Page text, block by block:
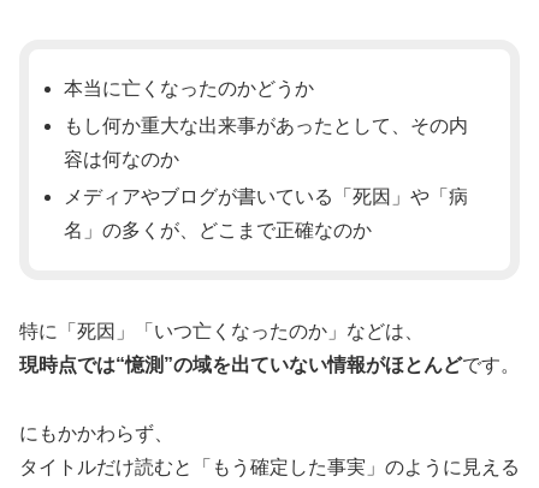
本当に亡くなったのかどうか
もし何か重大な出来事があったとして、その内
容は何なのか
メディアやブログが書いている「死因」や「病
名」の多くが、どこまで正確なのか
特に「死因」「いつ亡くなったのか」などは、
現時点では“憶測”の域を出ていない情報がほとんどです。
にもかかわらず、
タイトルだけ読むと「もう確定した事実」のように見える